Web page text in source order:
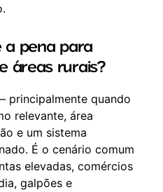
a pena para
áreas rurais?
principalmente quando
relevante, área
e um sistema
É o cenário comum
elevadas, comércios
galpões e